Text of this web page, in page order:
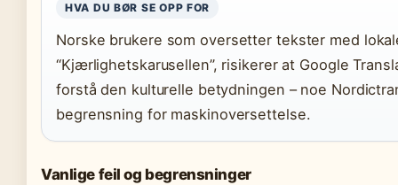
HVA DU BØR SE OPP FOR
Norske brukere som oversetter tekster med
“Kjærlighetskarusellen”, risikerer at Google
forstå den kulturelle betydningen – noe
begrensning for maskinoversettelse.
Vanlige feil og begrensninger